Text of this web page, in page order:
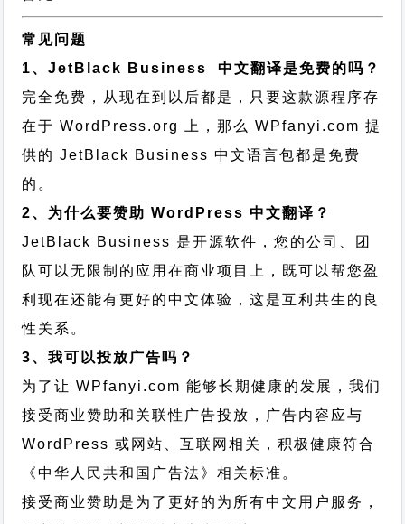
常见问题
1、JetBlack Business 中文翻译是免费的吗？
完全免费，从现在到以后都是，只要这款源程序存
在于 WordPress.org 上，那么 WPfanyi.com 提
供的 JetBlack Business 中文语言包都是免费
的。
2、为什么要赞助 WordPress 中文翻译？
JetBlack Business 是开源软件，您的公司、团
队可以无限制的应用在商业项目上，既可以帮您盈
利现在还能有更好的中文体验，这是互利共生的良
性关系。
3、我可以投放广告吗？
为了让 WPfanyi.com 能够长期健康的发展，我们
接受商业赞助和关联性广告投放，广告内容应与
WordPress 或网站、互联网相关，积极健康符合
《中华人民共和国广告法》相关标准。
接受商业赞助是为了更好的为所有中文用户服务，